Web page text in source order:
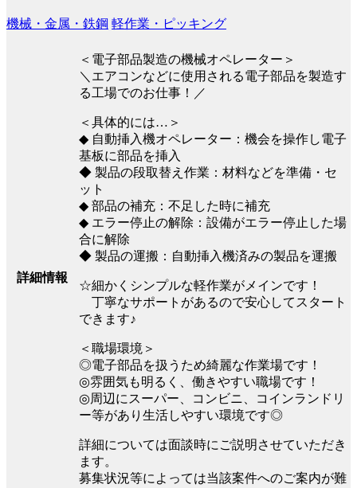
機械・金属・鉄鋼 軽作業・ピッキング
詳細情報
＜電子部品製造の機械オペレーター＞
＼エアコンなどに使用される電子部品を製造す
る工場でのお仕事！／
＜具体的には…＞
◆ 自動挿入機オペレーター：機会を操作し電子
基板に部品を挿入
◆ 製品の段取替え作業：材料などを準備・セ
ット
◆ 部品の補充：不足した時に補充
◆ エラー停止の解除：設備がエラー停止した場
合に解除
◆ 製品の運搬：自動挿入機済みの製品を運搬
☆細かくシンプルな軽作業がメインです！
丁寧なサポートがあるので安心してスタート
できます♪
＜職場環境＞
◎電子部品を扱うため綺麗な作業場です！
◎雰囲気も明るく、働きやすい職場です！
◎周辺にスーパー、コンビニ、コインランドリ
ー等があり生活しやすい環境です◎
詳細については面談時にご説明させていただき
ます。
募集状況等によっては当該案件へのご案内が難